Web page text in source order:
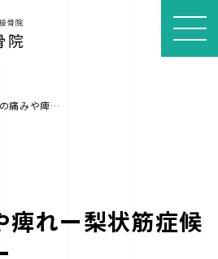
MEN
U
お尻の痛みや痺れー梨状筋症候群の治療法ー
痺れー梨状筋症候